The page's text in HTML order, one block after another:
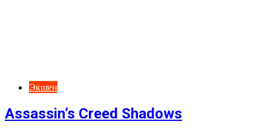
Экшен
Assassin’s Creed Shadows